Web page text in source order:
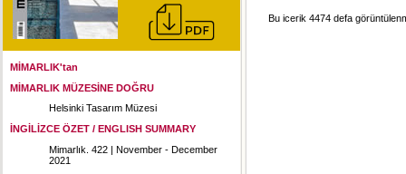
MİMARLIK'tan
MİMARLIK MÜZESİNE DOĞRU
Helsinki Tasarım Müzesi
İNGİLİZCE ÖZET / ENGLISH SUMMARY
Mimarlık. 422 | November - December
2021
Bu icerik 4474 defa